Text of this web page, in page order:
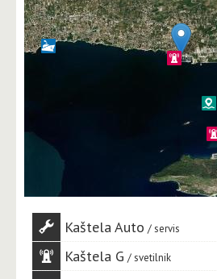
Kaštela Auto servis
Kaštela G svetilnik